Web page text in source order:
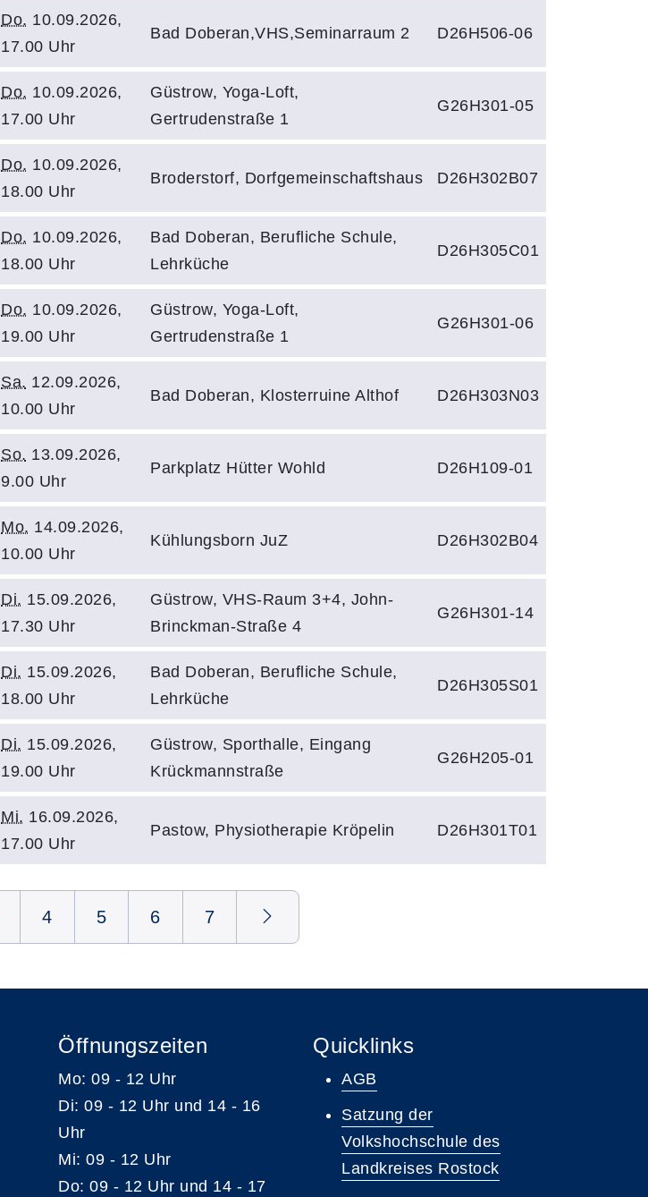
Do. 10.09.2026,
17.00 Uhr
Bad Doberan,VHS,Seminarraum 2 D26H506-06
Do. 10.09.2026,
17.00 Uhr
Güstrow, Yoga-Loft,
Gertrudenstraße 1
G26H301-05
Do. 10.09.2026,
18.00 Uhr
Broderstorf, Dorfgemeinschaftshaus D26H302B07
Do. 10.09.2026,
18.00 Uhr
Bad Doberan, Berufliche Schule,
Lehrküche
D26H305C01
Do. 10.09.2026,
19.00 Uhr
Güstrow, Yoga-Loft,
Gertrudenstraße 1
G26H301-06
Sa. 12.09.2026,
10.00 Uhr
Bad Doberan, Klosterruine Althof D26H303N03
So. 13.09.2026,
9.00 Uhr
Parkplatz Hütter Wohld D26H109-01
Mo. 14.09.2026,
10.00 Uhr
Kühlungsborn JuZ D26H302B04
Di. 15.09.2026,
17.30 Uhr
Güstrow, VHS-Raum 3+4, John-
Brinckman-Straße 4
G26H301-14
Di. 15.09.2026,
18.00 Uhr
Bad Doberan, Berufliche Schule,
Lehrküche
D26H305S01
Di. 15.09.2026,
19.00 Uhr
Güstrow, Sporthalle, Eingang
Krückmannstraße
G26H205-01
Mi. 16.09.2026,
17.00 Uhr
Pastow, Physiotherapie Kröpelin D26H301T01
4 5 6 7
Öffnungszeiten
Mo: 09 - 12 Uhr
Di: 09 - 12 Uhr und 14 - 16
Uhr
Mi: 09 - 12 Uhr
Do: 09 - 12 Uhr und 14 - 17
Quicklinks
AGB
Satzung der
Volkshochschule des
Landkreises Rostock